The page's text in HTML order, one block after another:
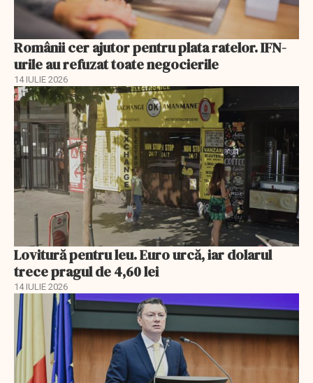
Românii cer ajutor pentru plata ratelor. IFN-
urile au refuzat toate negocierile
14 IULIE 2026
Lovitură pentru leu. Euro urcă, iar dolarul
trece pragul de 4,60 lei
14 IULIE 2026